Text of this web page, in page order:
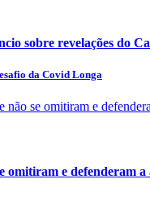
sobre revelações do
da Covid Longa
omitiram e defenderam